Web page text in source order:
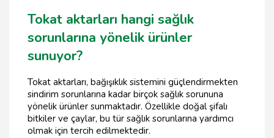
Tokat aktarları hangi sağlık
sorunlarına yönelik ürünler
sunuyor?
Tokat aktarları, bağışıklık sistemini güçlendirmekten
sindirim sorunlarına kadar birçok sağlık sorununa
yönelik ürünler sunmaktadır. Özellikle doğal şifalı
bitkiler ve çaylar, bu tür sağlık sorunlarına yardımcı
olmak için tercih edilmektedir.